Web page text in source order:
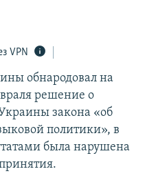
VPN
обнародовал на
решение о
закона «об
политики», в
была нарушена